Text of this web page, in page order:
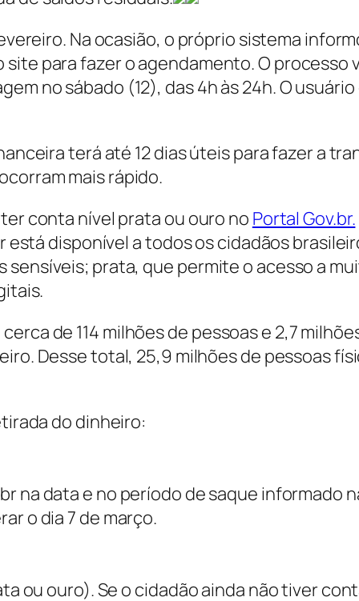
Na ocasião, o próprio sistema
site para fazer o agendamento. O processo
no sábado (12), das 4h às 24h. O
terá até 12 dias úteis para fazer a
mais rápido.
conta nível prata ou ouro no Portal Gov.br.
disponível a todos os cidadãos
prata, que permite o acesso a
de 114 milhões de pessoas e 2,7
Desse total, 25,9 milhões de pessoas
do dinheiro:
na data e no período de saque informado
o dia 7 de março.
ou ouro). Se o cidadão ainda não tiver